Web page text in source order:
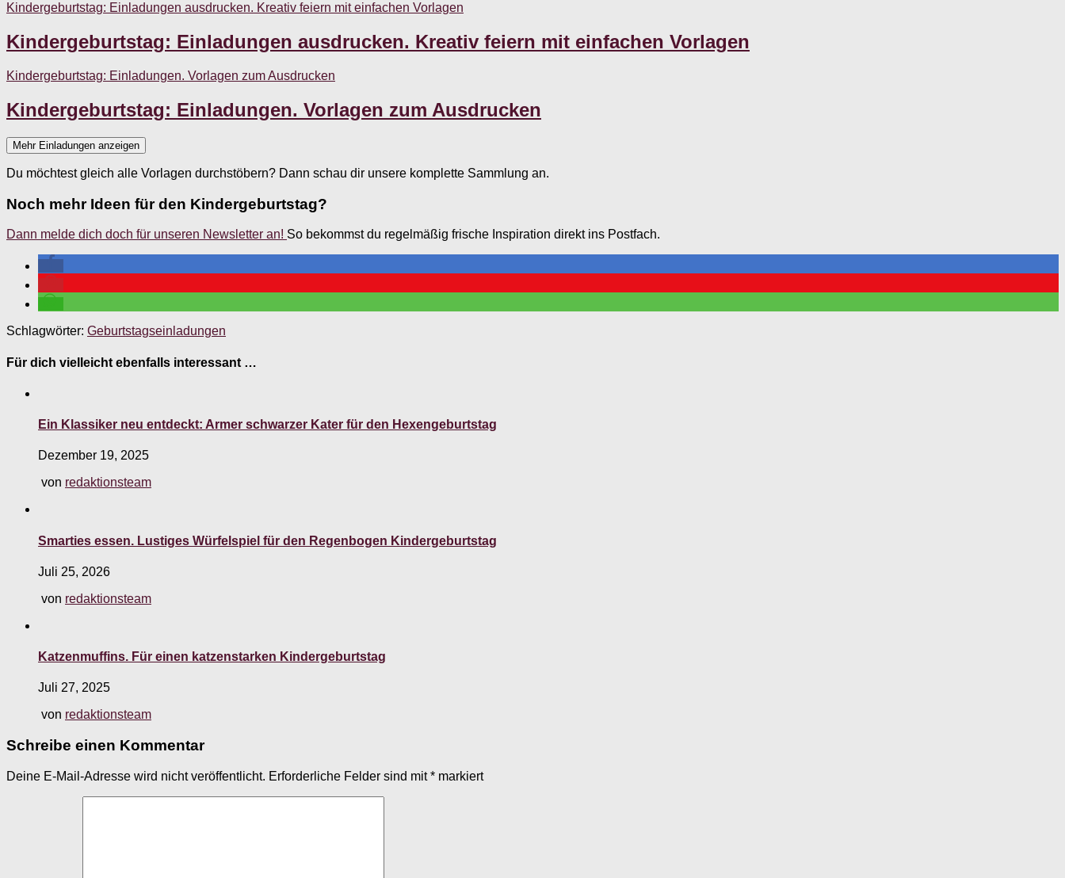
Kindergeburtstag: Einladungen ausdrucken. Kreativ feiern mit einfachen Vorlagen
Kindergeburtstag: Einladungen ausdrucken. Kreativ feiern mit einfachen Vorlagen
Kindergeburtstag: Einladungen. Vorlagen zum Ausdrucken
Kindergeburtstag: Einladungen. Vorlagen zum Ausdrucken
Mehr Einladungen anzeigen
Du möchtest gleich alle Vorlagen durchstöbern? Dann schau dir unsere komplette Sammlung an.
Noch mehr Ideen für den Kindergeburtstag?
Dann melde dich doch für unseren Newsletter an! So bekommst du regelmäßig frische Inspiration direkt ins Postfach.
Schlagwörter: Geburtstagseinladungen
Für dich vielleicht ebenfalls interessant …
Ein Klassiker neu entdeckt: Armer schwarzer Kater für den Hexengeburtstag
Dezember 19, 2025
von redaktionsteam
Smarties essen. Lustiges Würfelspiel für den Regenbogen Kindergeburtstag
Juli 25, 2026
von redaktionsteam
Katzenmuffins. Für einen katzenstarken Kindergeburtstag
Juli 27, 2025
von redaktionsteam
Schreibe einen Kommentar
Deine E-Mail-Adresse wird nicht veröffentlicht. Erforderliche Felder sind mit* markiert